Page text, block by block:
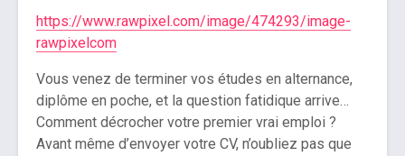
https://www.rawpixel.com/image/474293/image-
rawpixelcom
Vous venez de terminer vos études en alternance,
diplôme en poche, et la question fatidique arrive…
Comment décrocher votre premier vrai emploi ?
Avant même d’envoyer votre CV, n’oubliez pas que